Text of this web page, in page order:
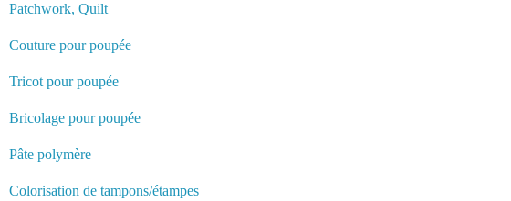
Patchwork, Quilt
Couture pour poupée
Tricot pour poupée
Bricolage pour poupée
Pâte polymère
Colorisation de tampons/étampes